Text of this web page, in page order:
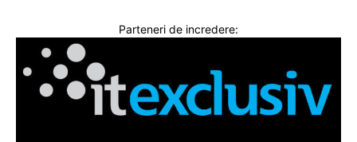
Parteneri de incredere: